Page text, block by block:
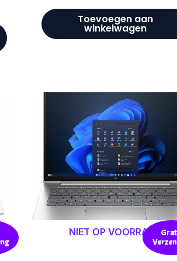
Toevoegen aan
winkelwagen
NIET OP VOORRAAD